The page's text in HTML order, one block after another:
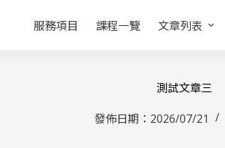
服務項目 課程一覽 文章列表
測試文章三
發佈日期： 2026/07/21